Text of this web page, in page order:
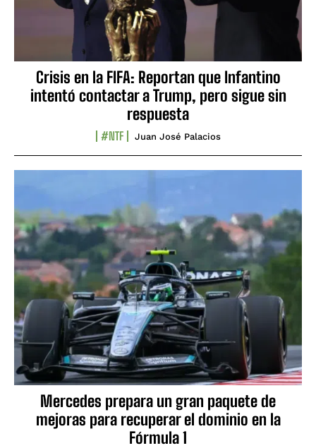
Crisis en la FIFA: Reportan que Infantino
intentó contactar a Trump, pero sigue sin
respuesta
#NTF Juan José Palacios
Mercedes prepara un gran paquete de
mejoras para recuperar el dominio en la
Fórmula 1